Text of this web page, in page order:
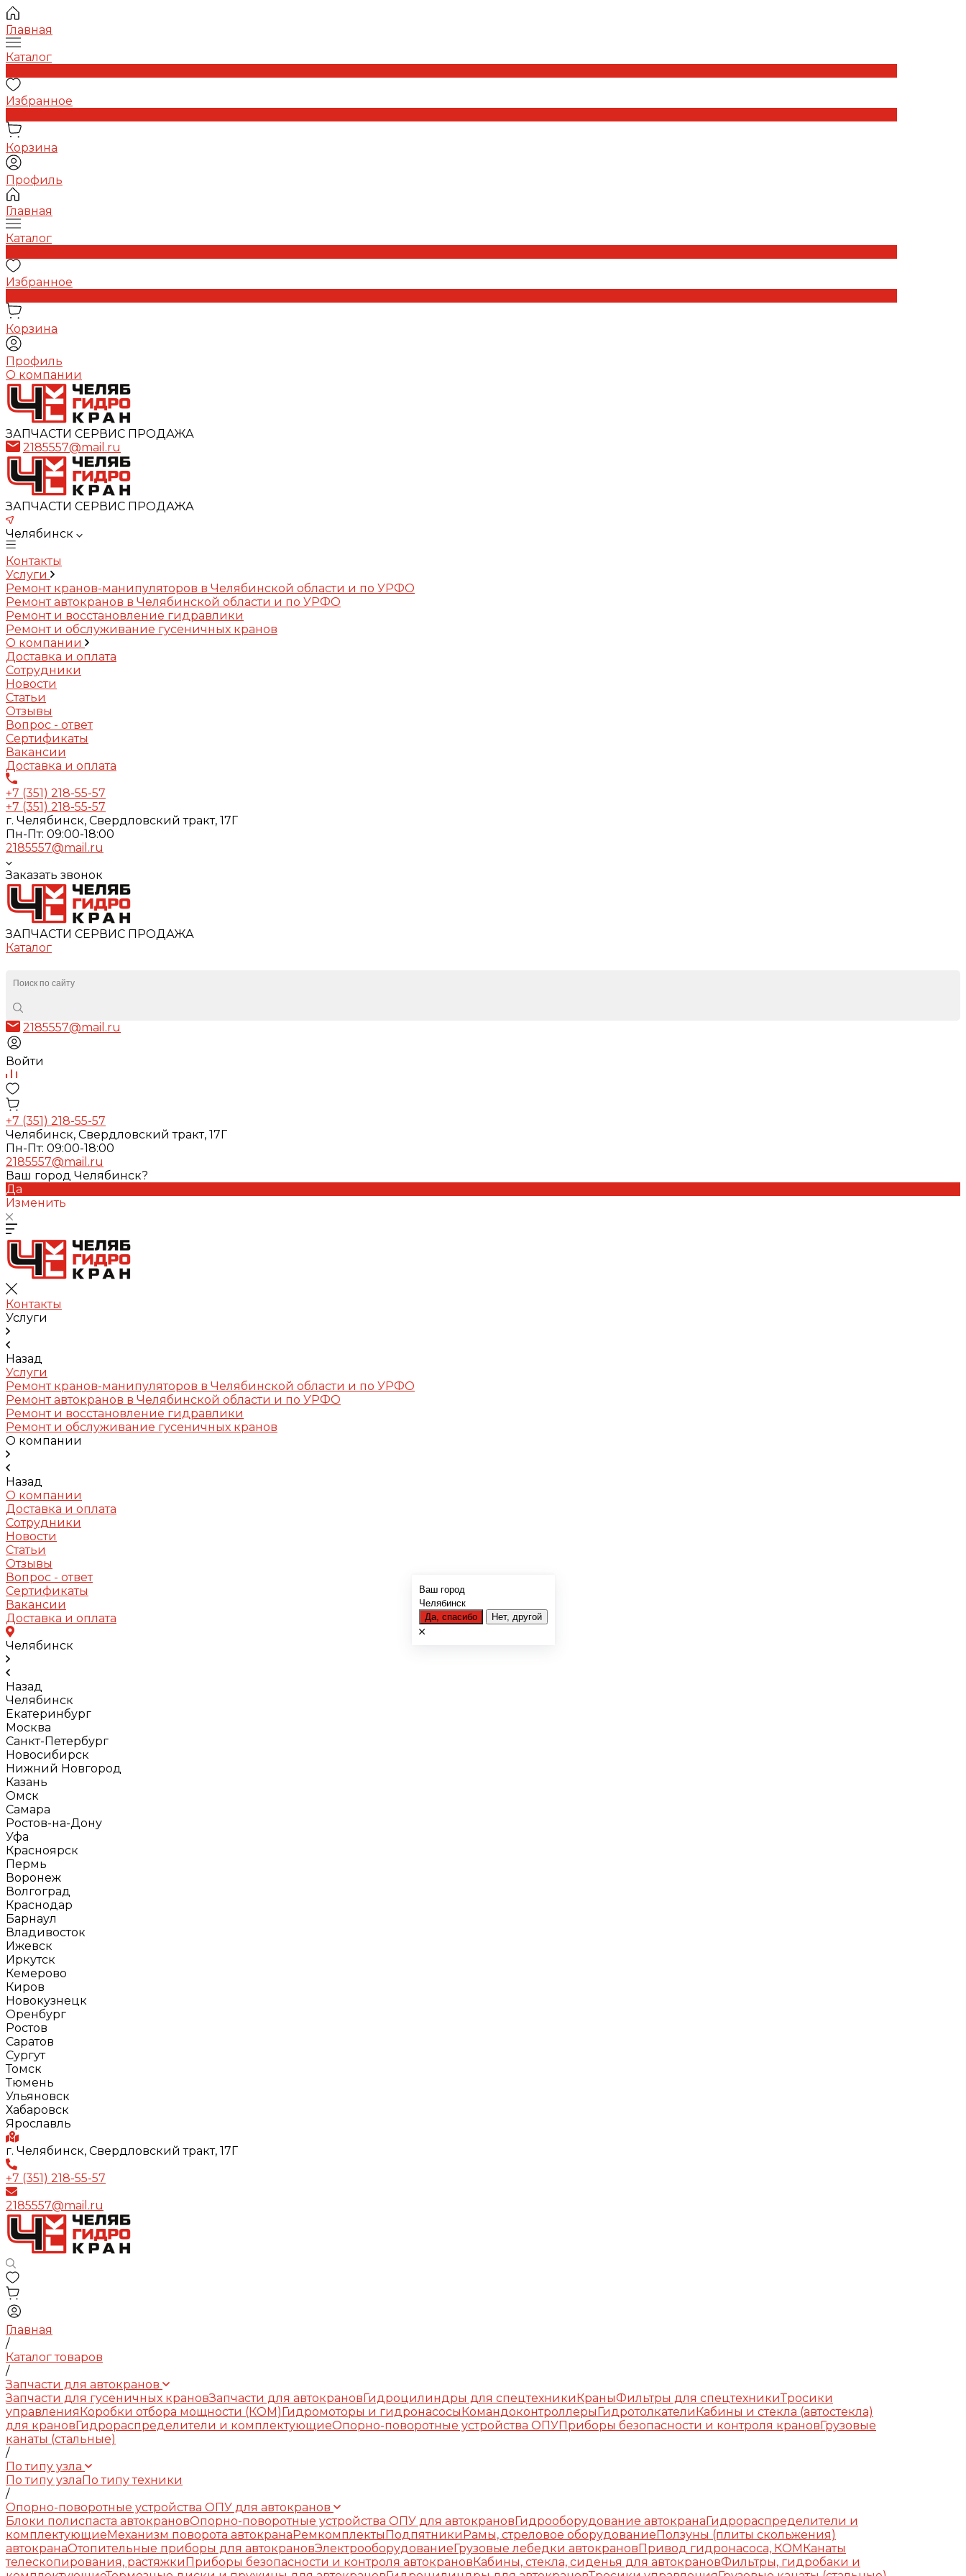
Главная
Каталог
Избранное
Корзина
Профиль
Главная
Каталог
Избранное
Корзина
Профиль
О компании
ЗАПЧАСТИ СЕРВИС ПРОДАЖА
2185557@mail.ru
ЗАПЧАСТИ СЕРВИС ПРОДАЖА
Челябинск
Контакты
Услуги
Ремонт кранов-манипуляторов в Челябинской области и по УРФО
Ремонт автокранов в Челябинской области и по УРФО
Ремонт и восстановление гидравлики
Ремонт и обслуживание гусеничных кранов
О компании
Доставка и оплата
Сотрудники
Новости
Статьи
Отзывы
Вопрос - ответ
Сертификаты
Вакансии
Доставка и оплата
+7 (351) 218-55-57
+7 (351) 218-55-57
г. Челябинск, Свердловский тракт, 17Г
Пн-Пт: 09:00-18:00
2185557@mail.ru
Заказать звонок
ЗАПЧАСТИ СЕРВИС ПРОДАЖА
Каталог
2185557@mail.ru
Войти
+7 (351) 218-55-57
Челябинск, Свердловский тракт, 17Г
Пн-Пт: 09:00-18:00
2185557@mail.ru
Ваш город Челябинск?
Да
Изменить
Контакты
Услуги
Назад
Услуги
Ремонт кранов-манипуляторов в Челябинской области и по УРФО
Ремонт автокранов в Челябинской области и по УРФО
Ремонт и восстановление гидравлики
Ремонт и обслуживание гусеничных кранов
О компании
Назад
О компании
Доставка и оплата
Сотрудники
Новости
Статьи
Отзывы
Вопрос - ответ
Сертификаты
Вакансии
Доставка и оплата
Челябинск
Назад
Челябинск
Екатеринбург
Москва
Санкт-Петербург
Новосибирск
Нижний Новгород
Казань
Омск
Самара
Ростов-на-Дону
Уфа
Красноярск
Пермь
Воронеж
Волгоград
Краснодар
Барнаул
Владивосток
Ижевск
Иркутск
Кемерово
Киров
Новокузнецк
Оренбург
Ростов
Саратов
Сургут
Томск
Тюмень
Ульяновск
Хабаровск
Ярославль
г. Челябинск, Свердловский тракт, 17Г
+7 (351) 218-55-57
2185557@mail.ru
Главная
/
Каталог товаров
/
Запчасти для автокранов
Запчасти для гусеничных крановЗапчасти для автокрановГидроцилиндры для спецтехникиКраныФильтры для спецтехникиТросики
управленияКоробки отбора мощности (КОМ)Гидромоторы и гидронасосыКомандоконтроллерыГидротолкателиКабины и стекла (автостекла)
для крановГидрораспределители и комплектующиеОпорно-поворотные устройства ОПУПриборы безопасности и контроля крановГрузовые
канаты (стальные)
/
По типу узла
По типу узлаПо типу техники
/
Опорно-поворотные устройства ОПУ для автокранов
Блоки полиспаста автокрановОпорно-поворотные устройства ОПУ для автокрановГидрооборудование автокранаГидрораспределители и
комплектующиеМеханизм поворота автокранаРемкомплектыПодпятникиРамы, стреловое оборудованиеПолзуны (плиты скольжения)
автокранаОтопительные приборы для автокрановЭлектрооборудованиеГрузовые лебедки автокрановПривод гидронасоса, КОМКанаты
телескопирования, растяжкиПриборы безопасности и контроля автокрановКабины, стекла, сиденья для автокрановФильтры, гидробаки и
Ваш город
Челябинск
Да, спасибо Нет, другой